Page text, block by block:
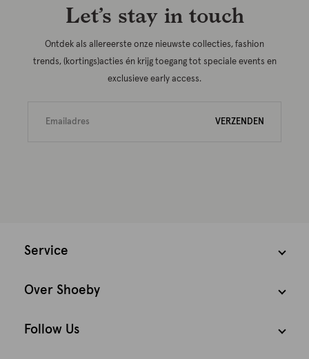
Let’s stay in touch
Ontdek als allereerste onze nieuwste collecties, fashion
trends, (kortings)acties én krijg toegang tot speciale events en
exclusieve early access.
VERZENDEN
Service
Over Shoeby
Follow Us